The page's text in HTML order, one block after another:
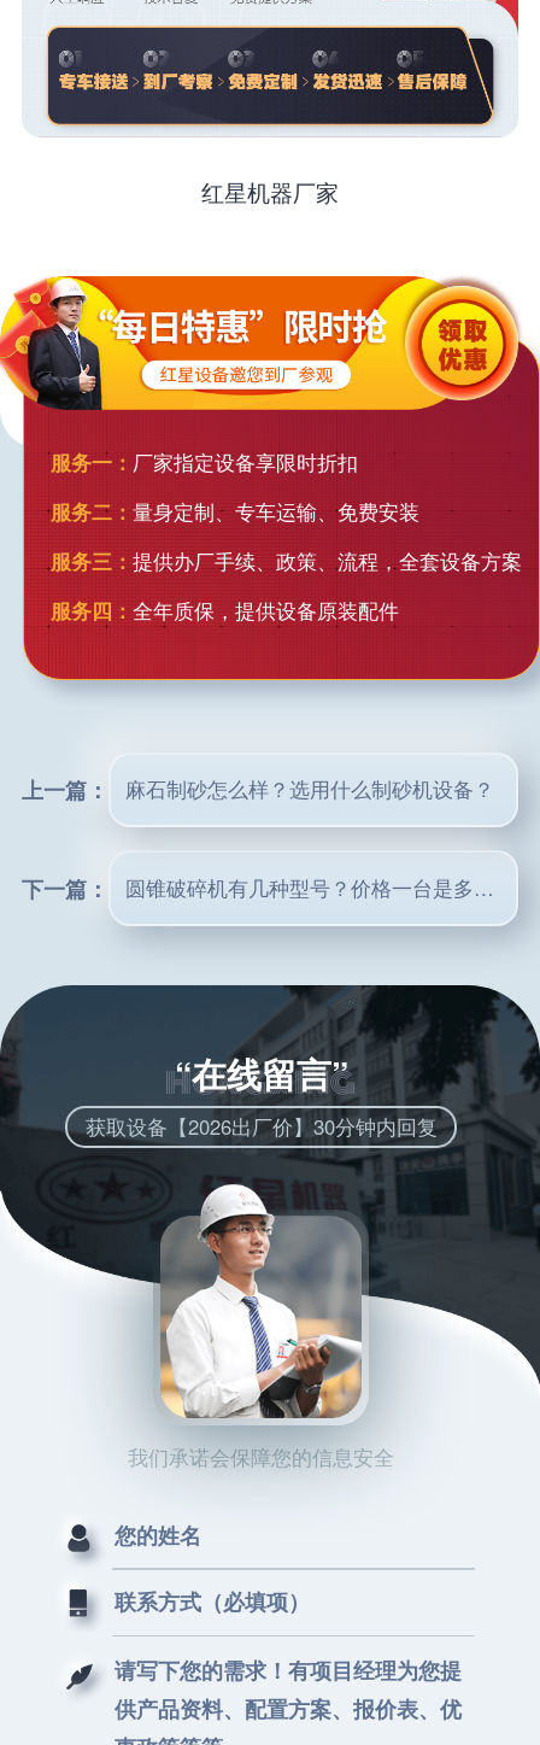
红星机器厂家
服务一： 厂家指定设备享限时折扣
服务二： 量身定制、专车运输、免费安装
服务三： 提供办厂手续、政策、流程，全套设备方案
服务四： 全年质保，提供设备原装配件
上一篇： 麻石制砂怎么样？选用什么制砂机设备？
下一篇： 圆锥破碎机有几种型号？价格一台是多少钱
“在线留言”
获取设备【2026出厂价】30分钟内回复
我们承诺会保障您的信息安全